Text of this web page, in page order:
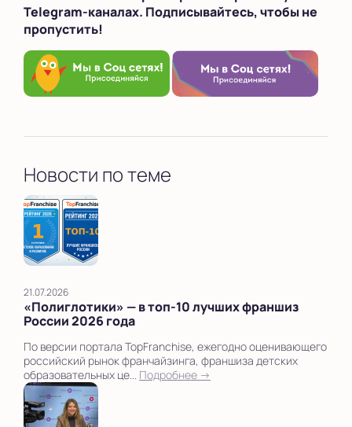
Telegram-каналах. Подписывайтесь, чтобы не
пропустить!
Новости по теме
21.07.2026
«Полиглотики» — в топ‑10 лучших франшиз
России 2026 года
По версии портала TopFranchise, ежегодно оценивающего
российский рынок франчайзинга, франшиза детских
образовательных це... Подробнее →